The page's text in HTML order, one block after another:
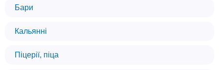
Бари
Кальянні
Піцерії, піца